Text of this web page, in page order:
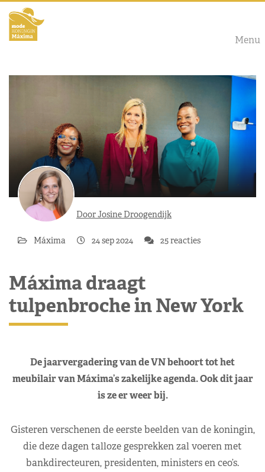
Menu
Door Josine Droogendijk
Máxima 24 sep 2024 25 reacties
Máxima draagt
tulpenbroche in New York
De jaarvergadering van de VN behoort tot het
meubilair van Máxima’s zakelijke agenda. Ook dit jaar
is ze er weer bij.
Gisteren verschenen de eerste beelden van de koningin,
die deze dagen talloze gesprekken zal voeren met
bankdirecteuren, presidenten, ministers en ceo’s.